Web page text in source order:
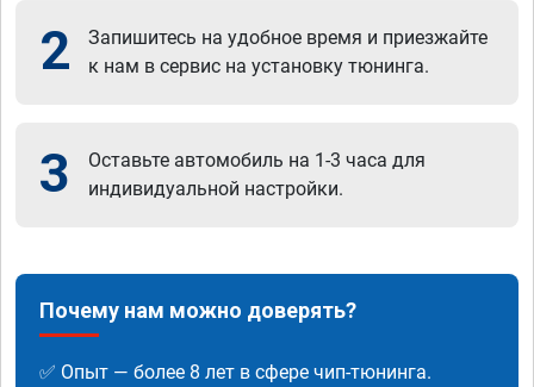
2
Запишитесь на удобное время и приезжайте
к нам в сервис на установку тюнинга.
3
Оставьте автомобиль на 1-3 часа для
индивидуальной настройки.
Почему нам можно доверять?
✅ Опыт — более 8 лет в сфере чип-тюнинга.